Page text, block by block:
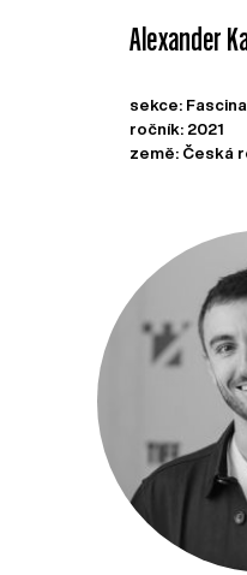
Alexander
sekce:
ročník: 2021
země: Česká